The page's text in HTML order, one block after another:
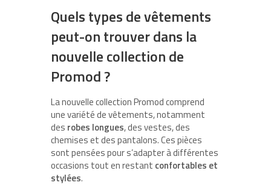
Quels types de vêtements
peut-on trouver dans la
nouvelle collection de
Promod ?
La nouvelle collection Promod comprend
une variété de vêtements, notamment
des robes longues, des vestes, des
chemises et des pantalons. Ces pièces
sont pensées pour s’adapter à différentes
occasions tout en restant confortables et
stylées.